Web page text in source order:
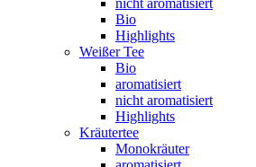
nicht aromatisiert
Bio
Highlights
Weißer Tee
Bio
aromatisiert
nicht aromatisiert
Highlights
Kräutertee
Monokräuter